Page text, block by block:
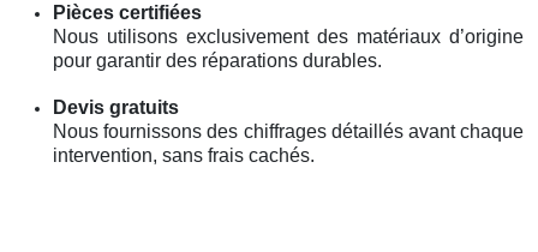
Pièces certifiées
Nous utilisons exclusivement des matériaux d’origine
pour garantir des réparations durables.
Devis gratuits
Nous fournissons des chiffrages détaillés avant chaque
intervention, sans frais cachés.